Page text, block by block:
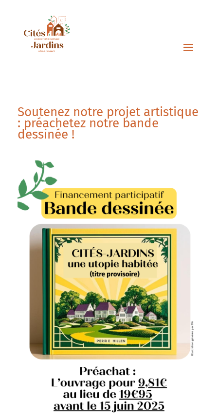
Soutenez notre projet artistique
: préachetez notre bande
dessinée !